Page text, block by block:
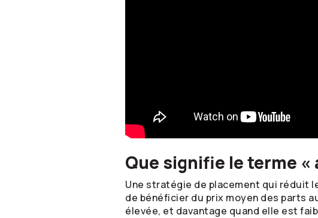
Que signifie le terme
Une stratégie de placement qui réduit
de bénéficier du prix moyen des parts
élevée, et davantage quand elle est